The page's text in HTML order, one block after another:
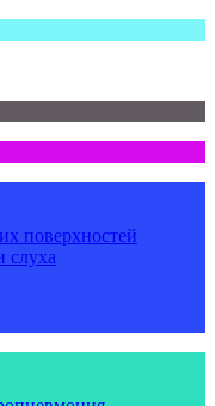
поверхностей
слуха